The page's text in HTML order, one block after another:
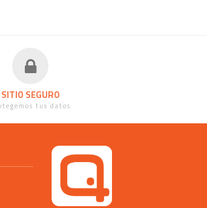
SITIO SEGURO